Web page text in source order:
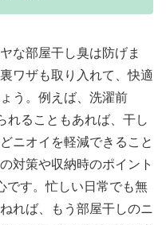
な部屋干し臭は防げま
ワザも取り入れて、快適
う。例えば、洗濯前
れることもあれば、干し
ニオイを軽減できること
対策や収納時のポイント
です。忙しい日常でも無
れば、もう部屋干しのニ